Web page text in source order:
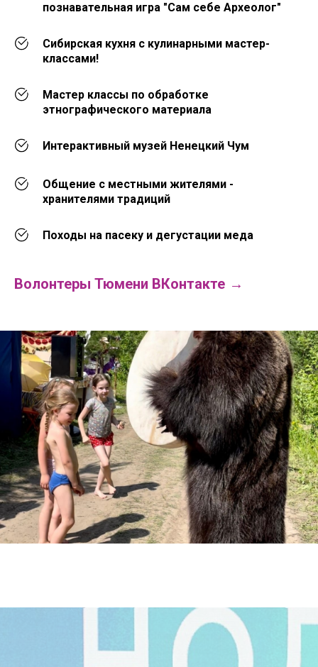
познавательная игра "Сам себе Археолог"
Сибирская кухня с кулинарными мастер-
классами!
Мастер классы по обработке
этнографического материала
Интерактивный музей Ненецкий Чум
Общение с местными жителями -
хранителями традиций
Походы на пасеку и дегустации меда
Волонтеры Тюмени ВКонтакте